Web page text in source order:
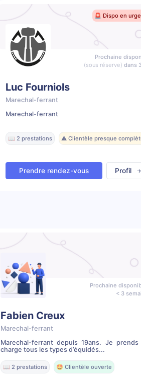
🚨 Dispo en
Prochaine
(sous réserve) dans
Luc Fourniols
Marechal-ferrant
Marechal-ferrant
📖 2 prestations ⚠️ Clientèle presque
Prendre rendez-vous Profil
Prochaine
< 3
Fabien Creux
Marechal-ferrant
Marechal-ferrant depuis 19ans. Je prends
charge tous les types d’équidés...
📖 2 prestations 🤩 Clientèle ouverte